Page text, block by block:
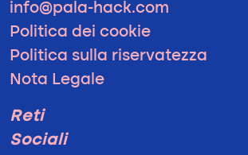
info@pala-hack.com
Politica dei cookie
Politica sulla riservatezza
Nota Legale
Reti
Sociali